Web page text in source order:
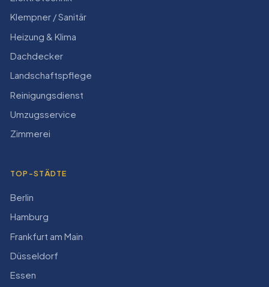
Klempner / Sanitär
Heizung & Klima
Dachdecker
Landschaftspflege
Reinigungsdienst
Umzugsservice
Zimmerei
TOP-STÄDTE
Berlin
Hamburg
Frankfurt am Main
Düsseldorf
Essen